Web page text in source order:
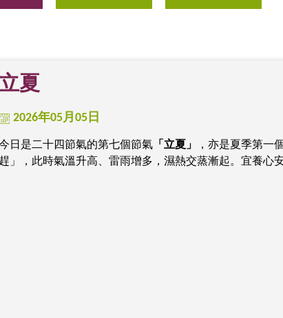
夏
2026年05月05日
日是二十四節氣的第七個節氣 「立夏」
，亦是夏季第一
趕」，此時氣溫升高、雷雨增多，濕熱交蒸漸起。宜養心